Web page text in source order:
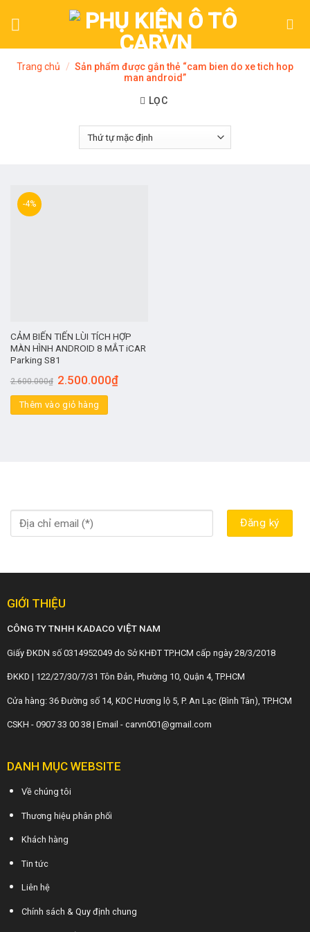
Trang chủ / Sản phẩm được gắn thẻ “cam bien do xe tich hop
man android”
LỌC
-4%
CẢM BIẾN TIẾN LÙI TÍCH HỢP
MÀN HÌNH ANDROID 8 MẮT iCAR
Parking S81
2.600.000₫ 2.500.000₫
Thêm vào giỏ hàng
GIỚI THIỆU
CÔNG TY TNHH KADACO VIỆT NAM
Giấy ĐKDN số 0314952049 do Sở KHĐT TP.HCM cấp ngày 28/3/2018
ĐKKD | 122/27/30/7/31 Tôn Đản, Phường 10, Quận 4, TP.HCM
Cửa hàng: 36 Đường số 14, KDC Hương lộ 5, P. An Lạc (Bình Tân), TP.HCM
CSKH - 0907 33 00 38 | Email - carvn001@gmail.com
DANH MỤC WEBSITE
Về chúng tôi
Thương hiệu phân phối
Khách hàng
Tin tức
Liên hệ
Chính sách & Quy định chung